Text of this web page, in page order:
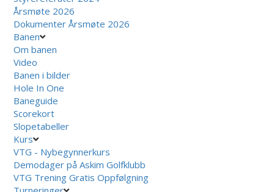
Årsmøte 2026
Dokumenter Årsmøte 2026
Banen
Om banen
Video
Banen i bilder
Hole In One
Baneguide
Scorekort
Slopetabeller
Kurs
VTG - Nybegynnerkurs
Demodager på Askim Golfklubb
VTG Trening Gratis Oppfølgning